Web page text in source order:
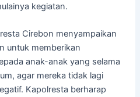
kegiatan.
Cirebon menyampaikan
untuk memberikan
anak-anak yang selama
agar mereka tidak lagi
Kapolresta berharap